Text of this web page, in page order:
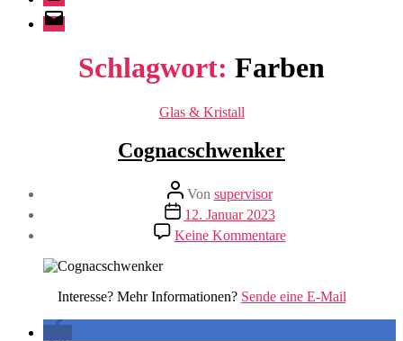
E-
Mail
Schlagwort: Farben
Kategorien
Glas & Kristall
Cognacschwenker
Beitragsautor
Von supervisor
Veröffentlichungsdatum
12. Januar 2023
Keine Kommentarezu
Cognacschwenker
Interesse? Mehr Informationen? Sende eine E-Mail